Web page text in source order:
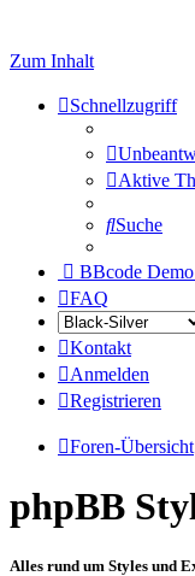
Zum Inhalt
Schnellzugriff
Aktive
Suche
BBcode
FAQ
Kontakt
Anmelden
Registrieren
Foren-Übersicht
phpBB
Alles rund um Styles und